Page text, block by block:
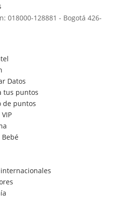
018000-128881 - Bogotá 426-
Datos
tus puntos
de puntos